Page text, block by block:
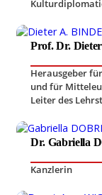
Prof. Dr.
Herausgeber
und für
Leiter des
Dr. Gabriella
Kanzlerin